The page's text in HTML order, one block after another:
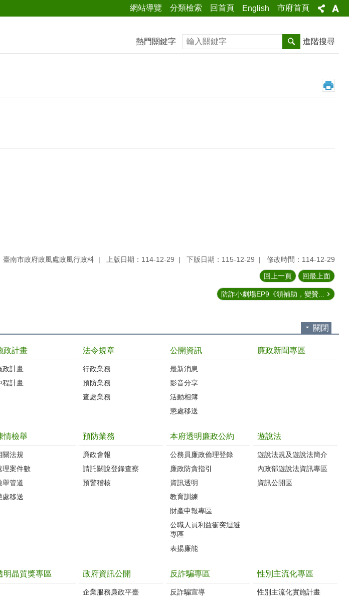
網站導覽 分類檢索 回首頁 English 市府首頁
熱門關鍵字 搜尋 進階搜尋
臺南市政府政風處政風行政科 上版日期：114-12-29 下版日期：115-12-29 修改時間：114-12-29
回上一頁 回最上面
防詐小劇場EP9《領補助，變贊...
關閉
政計畫
政計畫
程計畫
法令規章
行政業務
預防業務
查處業務
公開資訊
最新消息
影音分享
活動相簿
懲處移送
廉政新聞專區
情檢舉
關法規
理案件數
舉管道
處移送
預防業務
廉政會報
請託關說登錄查察
預警稽核
本府透明廉政公約
公務員廉政倫理登錄
廉政防貪指引
資訊透明
教育訓練
財產申報專區
公職人員利益衝突迴避
專區
表揚廉能
遊說法
遊說法規及遊說法簡介
內政部遊說法資訊專區
資訊公開區
明晶質獎專區 政府資訊公開
企業服務廉政平臺
反詐騙專區
反詐騙宣導
性別主流化專區
性別主流化實施計畫